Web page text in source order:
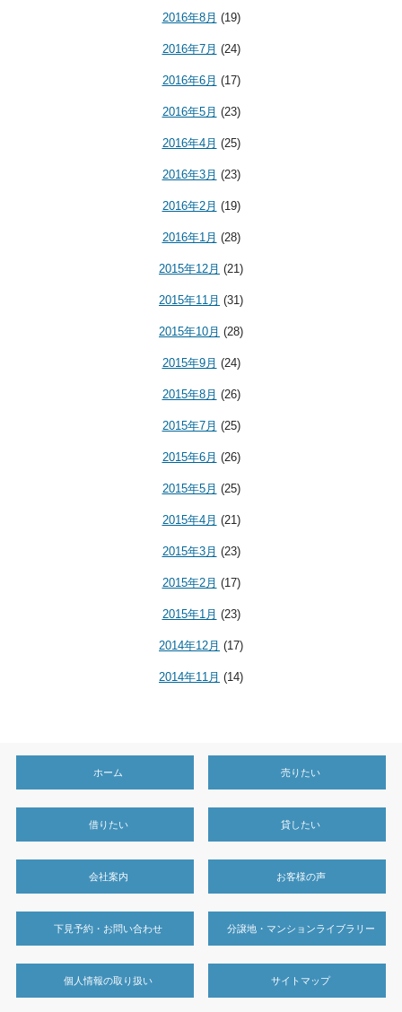
2016年8月 (19)
2016年7月 (24)
2016年6月 (17)
2016年5月 (23)
2016年4月 (25)
2016年3月 (23)
2016年2月 (19)
2016年1月 (28)
2015年12月 (21)
2015年11月 (31)
2015年10月 (28)
2015年9月 (24)
2015年8月 (26)
2015年7月 (25)
2015年6月 (26)
2015年5月 (25)
2015年4月 (21)
2015年3月 (23)
2015年2月 (17)
2015年1月 (23)
2014年12月 (17)
2014年11月 (14)
ホーム 売りたい
借りたい 貸したい
会社案内 お客様の声
下見予約・お問い合わせ 分譲地・マンションライブラリー
個人情報の取り扱い サイトマップ